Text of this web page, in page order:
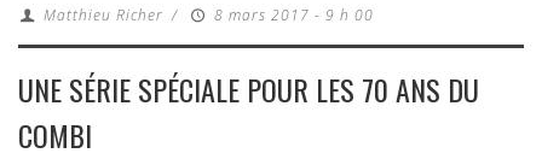
Matthieu Richer / 8 mars 2017 - 9 h 00
UNE SÉRIE SPÉCIALE POUR LES 70 ANS DU
COMBI